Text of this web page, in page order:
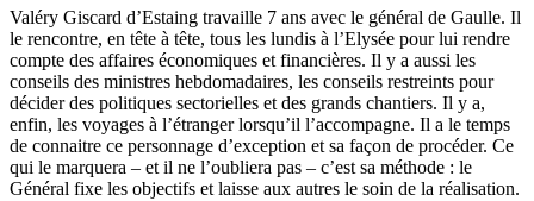
Valéry Giscard d’Estaing travaille 7 ans avec le général de Gaulle. Il
le rencontre, en tête à tête, tous les lundis à l’Elysée pour lui rendre
compte des affaires économiques et financières. Il y a aussi les
conseils des ministres hebdomadaires, les conseils restreints pour
décider des politiques sectorielles et des grands chantiers. Il y a,
enfin, les voyages à l’étranger lorsqu’il l’accompagne. Il a le temps
de connaitre ce personnage d’exception et sa façon de procéder. Ce
qui le marquera – et il ne l’oubliera pas – c’est sa méthode : le
Général fixe les objectifs et laisse aux autres le soin de la réalisation.